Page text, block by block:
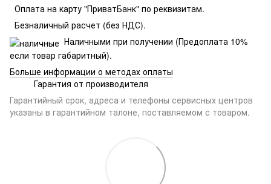
Оплата на карту "ПриватБанк" по реквизитам.
Безналичный расчет (без НДС).
Наличными при получении (Предоплата 10%
если товар габаритный).
Больше информации о методах оплаты
Гарантия от производителя
Гарантийный срок, адреса и телефоны сервисных центров
указаны в гарантийном талоне, поставляемом с товаром.